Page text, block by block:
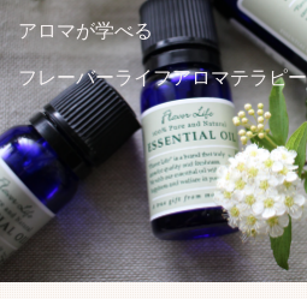
１DAYワーク
アロマを学
ハーブを学
講座スケジュ
受講生の方
アクセス
アロマが学べる
フレーバーライフアロマテラピ